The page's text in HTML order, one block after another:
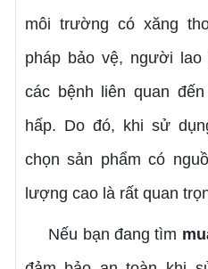
môi trường có xăng
pháp bảo vệ, người
các bệnh liên quan
hấp. Do đó, khi sử
chọn sản phẩm có
lượng cao là rất quan
Nếu bạn đang tìm